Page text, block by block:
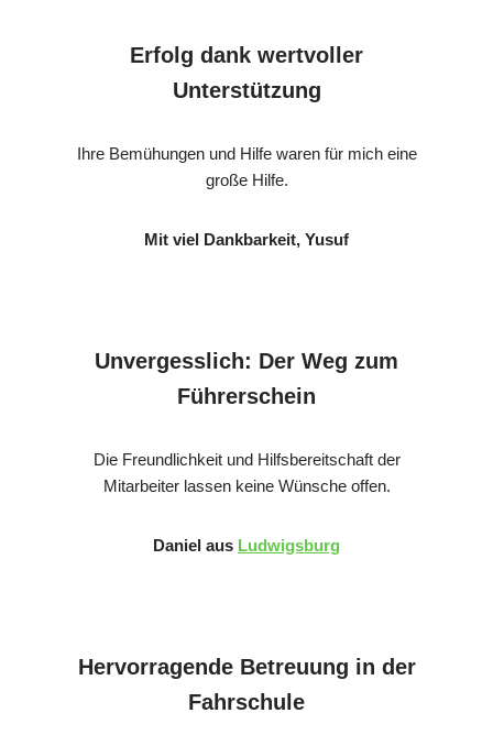
Erfolg dank wertvoller
Unterstützung
Ihre Bemühungen und Hilfe waren für mich eine
große Hilfe.
Mit viel Dankbarkeit, Yusuf
Unvergesslich: Der Weg zum
Führerschein
Die Freundlichkeit und Hilfsbereitschaft der
Mitarbeiter lassen keine Wünsche offen.
Daniel aus Ludwigsburg
Hervorragende Betreuung in der
Fahrschule